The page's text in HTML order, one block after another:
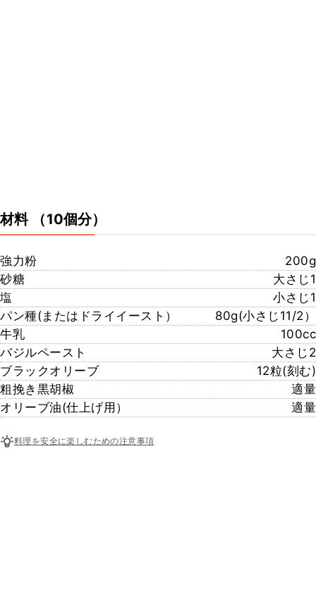
材料 （10個分）
強力粉
200g
砂糖
大さじ1
塩
小さじ1
パン種(またはドライイースト）
80g(小さじ11/2）
牛乳
100cc
バジルペースト
大さじ2
ブラックオリーブ
12粒(刻む)
粗挽き黒胡椒
適量
オリーブ油(仕上げ用）
適量
料理を安全に楽しむための注意事項